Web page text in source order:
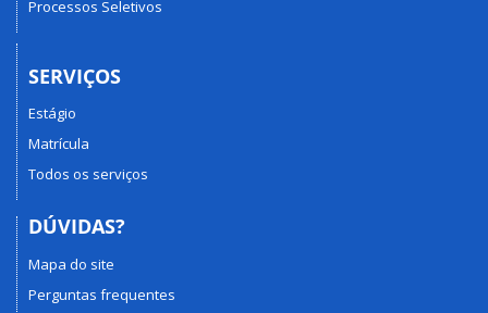
Processos Seletivos
SERVIÇOS
Estágio
Matrícula
Todos os serviços
DÚVIDAS?
Mapa do site
Perguntas frequentes